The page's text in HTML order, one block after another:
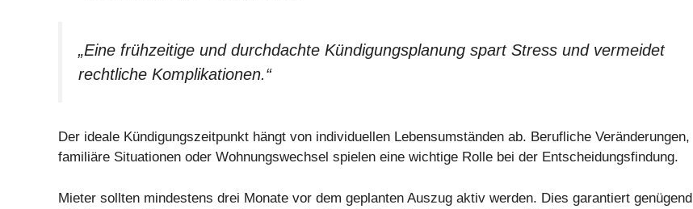
„Eine frühzeitige und durchdachte Kündigungsplanung spart Stress und vermeidet
rechtliche Komplikationen.“
Der ideale Kündigungszeitpunkt hängt von individuellen Lebensumständen ab. Berufliche Veränderungen,
familiäre Situationen oder Wohnungswechsel spielen eine wichtige Rolle bei der Entscheidungsfindung.
Mieter sollten mindestens drei Monate vor dem geplanten Auszug aktiv werden. Dies garantiert genügend